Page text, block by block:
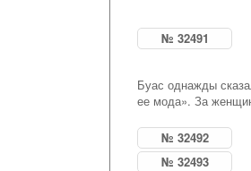
№ 32491
Буас однажды
ее мода». За
№ 32492
№ 32493